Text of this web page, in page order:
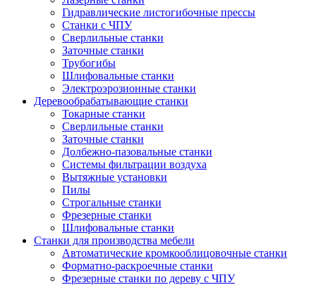
Гидравлические листогибочные прессы
Станки с ЧПУ
Сверлильные станки
Заточные станки
Трубогибы
Шлифовальные станки
Электроэрозионные станки
Деревообрабатывающие станки
Токарные станки
Сверлильные станки
Заточные станки
Долбежно-пазовальные станки
Системы фильтрации воздуха
Вытяжные установки
Пилы
Строгальные станки
Фрезерные станки
Шлифовальные станки
Станки для производства мебели
Автоматические кромкооблицовочные станки
Форматно-раскроечные станки
Фрезерные станки по дереву с ЧПУ